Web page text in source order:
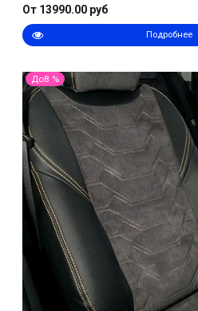
От 13990.00 руб
Подробнее
До8 %